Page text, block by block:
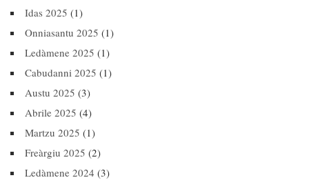
Idas 2025 (1)
Onniasantu 2025 (1)
Ledàmene 2025 (1)
Cabudanni 2025 (1)
Austu 2025 (3)
Abrile 2025 (4)
Martzu 2025 (1)
Freàrgiu 2025 (2)
Ledàmene 2024 (3)